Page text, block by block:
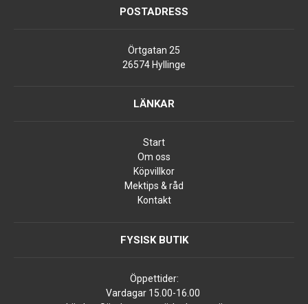
POSTADRESS
Örtgatan 25
26574 Hyllinge
LÄNKAR
Start
Om oss
Köpvillkor
Mektips & råd
Kontakt
FYSISK BUTIK
Öppettider:
Vardagar 15.00-16.00